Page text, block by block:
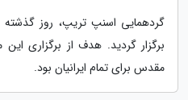
گردهمایی اسنپ تریپ، روز
برگزار گردید. هدف از برگزاری
مقدس برای تمام ایرانیان بود.